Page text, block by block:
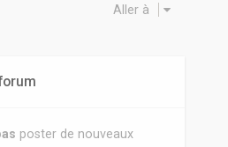
Aller à
poster de nouveaux